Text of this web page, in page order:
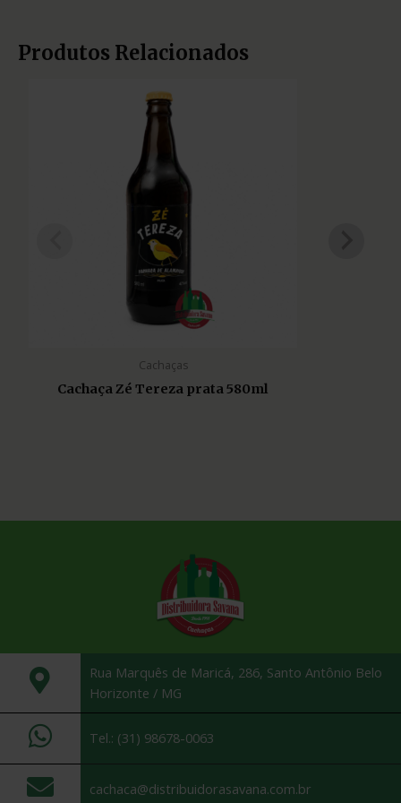
Produtos Relacionados
Cachaças
Cachaça Zé Tereza prata 580ml
Rua Marquês de Maricá, 286, Santo Antônio Belo
Horizonte / MG
Tel.: (31) 98678-0063
cachaca@distribuidorasavana.com.br